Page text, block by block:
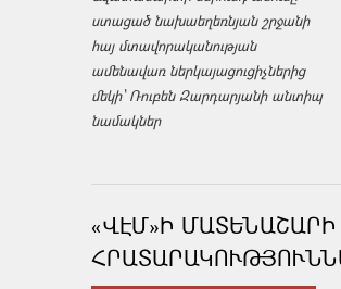
ստացած նախաեղեռնյան շրջանի
հայ մտավորականության
ամենավառ ներկայացուցիչներից
մեկի՝ Ռուբեն Զարդարյանի անտիպ
նամակներ
«ՎԷՄ»Ի ՄԱՏԵՆԱՇԱՐԻ